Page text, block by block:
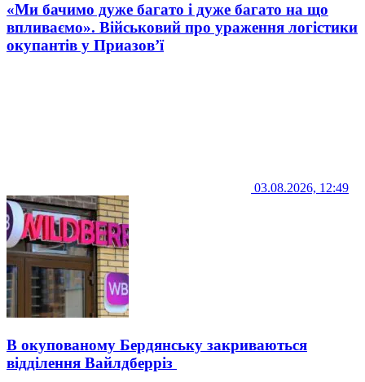
«Ми бачимо дуже багато і дуже багато на що
впливаємо». Військовий про ураження логістики
окупантів у Приазов’ї
03.08.2026, 12:49
В окупованому Бердянську закриваються
відділення Вайлдберріз